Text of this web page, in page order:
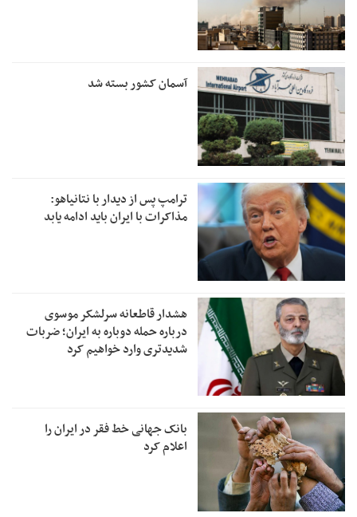
آسمان کشور بسته شد
ترامپ پس از دیدار با نتانیاهو:
مذاکرات با ایران باید ادامه یابد
هشدار قاطعانه سرلشکر موسوی
درباره حمله دوباره به ایران؛ ضربات
شدیدتری وارد خواهیم کرد
بانک جهانی خط فقر در ایران را
اعلام کرد